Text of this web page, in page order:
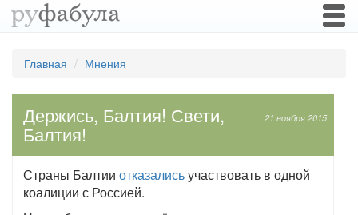
Главная Мнения
21 ноября 2015
Держись, Балтия! Свети,
Балтия!
Страны Балтии отказалисьучаствовать в одной
коалиции с Россией.